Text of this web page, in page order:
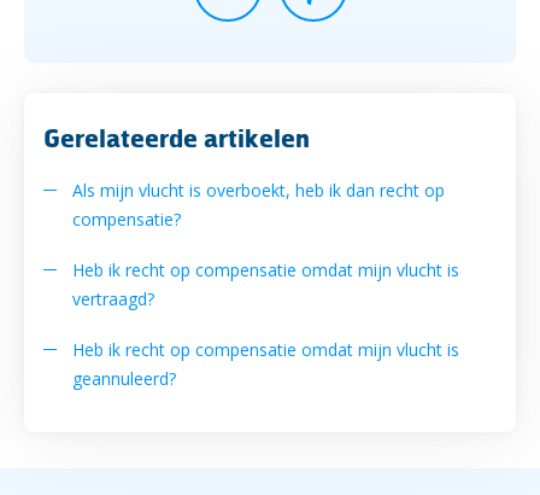
Gerelateerde artikelen
Als mijn vlucht is overboekt, heb ik dan recht op
compensatie?
Heb ik recht op compensatie omdat mijn vlucht is
vertraagd?
Heb ik recht op compensatie omdat mijn vlucht is
geannuleerd?